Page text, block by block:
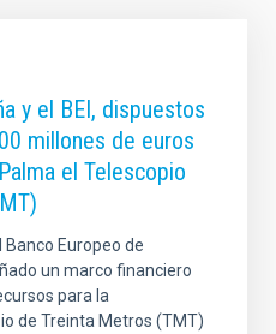
y el BEI, dispuestos
millones de euros
el Telescopio
Banco Europeo de
un marco financiero
para la
de Treinta Metros (TMT)